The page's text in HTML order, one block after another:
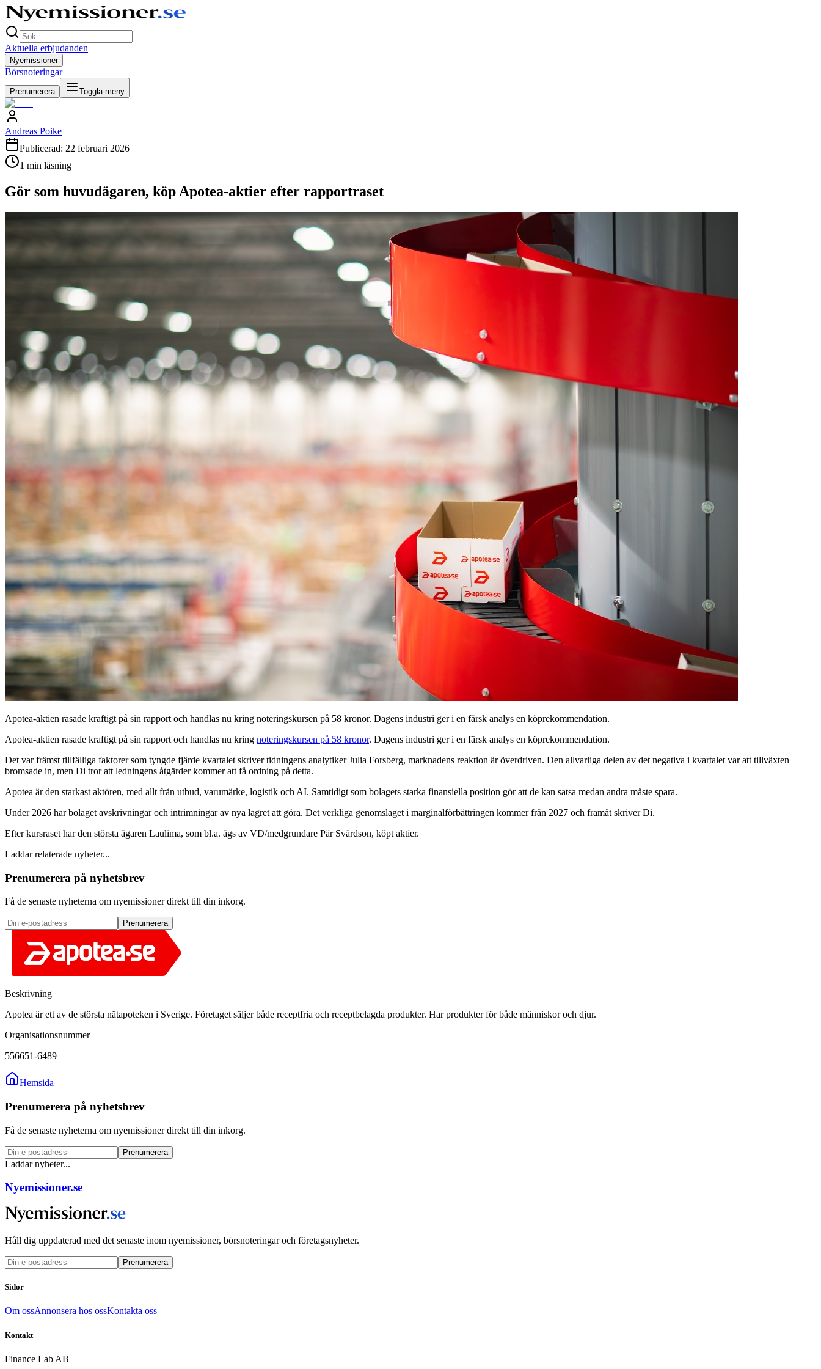
Aktuella erbjudanden
Nyemissioner
Börsnoteringar
Prenumerera Toggla meny
Andreas Poike
Publicerad: 22 februari 2026
1 min läsning
Gör som huvudägaren, köp Apotea-aktier efter rapportraset
Apotea-aktien rasade kraftigt på sin rapport och handlas nu kring noteringskursen på 58 kronor. Dagens industri ger i en färsk analys en köprekommendation.
Apotea-aktien rasade kraftigt på sin rapport och handlas nu kring noteringskursen på 58 kronor. Dagens industri ger i en färsk analys en köprekommendation.
Det var främst tillfälliga faktorer som tyngde fjärde kvartalet skriver tidningens analytiker Julia Forsberg, marknadens reaktion är överdriven. Den allvarliga delen av det negativa i kvartalet var att tillväxten
bromsade in, men Di tror att ledningens åtgärder kommer att få ordning på detta.
Apotea är den starkast aktören, med allt från utbud, varumärke, logistik och AI. Samtidigt som bolagets starka finansiella position gör att de kan satsa medan andra måste spara.
Under 2026 har bolaget avskrivningar och intrimningar av nya lagret att göra. Det verkliga genomslaget i marginalförbättringen kommer från 2027 och framåt skriver Di.
Efter kursraset har den största ägaren Laulima, som bl.a. ägs av VD/medgrundare Pär Svärdson, köpt aktier.
Laddar relaterade nyheter...
Prenumerera på nyhetsbrev
Få de senaste nyheterna om nyemissioner direkt till din inkorg.
Prenumerera
Beskrivning
Apotea är ett av de största nätapoteken i Sverige. Företaget säljer både receptfria och receptbelagda produkter. Har produkter för både människor och djur.
Organisationsnummer
556651-6489
Hemsida
Prenumerera på nyhetsbrev
Få de senaste nyheterna om nyemissioner direkt till din inkorg.
Prenumerera
Laddar nyheter...
Nyemissioner.se
Håll dig uppdaterad med det senaste inom nyemissioner, börsnoteringar och företagsnyheter.
Prenumerera
Sidor
Om ossAnnonsera hos ossKontakta oss
Kontakt
Finance Lab AB